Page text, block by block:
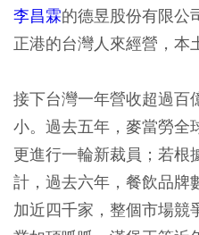
李昌霖的德昱股份有限公
正港的台灣人來經營，本
接下台灣一年營收超過百
小。 過去五年，麥當勞全
更進行一輪新裁員；若根
計， 過去六年，餐飲品牌
加近四千家，整個市場競